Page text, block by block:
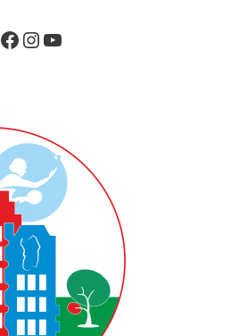
Facebook
Instagram
YouTube